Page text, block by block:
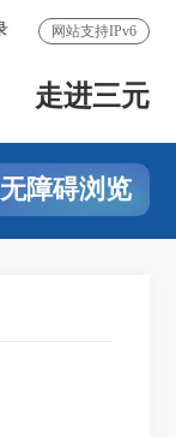
网站支持IPv6
走进三元
无障碍浏览